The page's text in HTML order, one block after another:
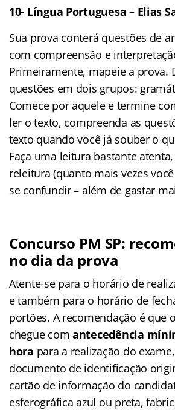
10- Língua Portuguesa – Elias
Sua prova conterá questões de
com compreensão e
Primeiramente, mapeie a prova.
questões em dois grupos:
Comece por aquele e termine
ler o texto, compreenda as
texto quando você já souber o
Faça uma leitura bastante
releitura (quanto mais vezes
se confundir – além de gastar
Concurso PM SP:
no dia da prova
Atente-se para o horário de
e também para o horário de
portões. A recomendação é que
chegue comantecedência
hora para a realização do
documento de identificação
cartão de informação do
esferográfica azul ou preta,